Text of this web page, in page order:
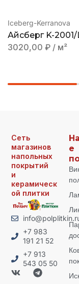
Iceberg-Kerranova
Айсберг K-2001/
3020,00 ₽ / м²
Сеть
магазинов
напольных
покрытий
и
керамическ
ой плитки
+7 983
191 21 52
+7 913
543 05 50
е